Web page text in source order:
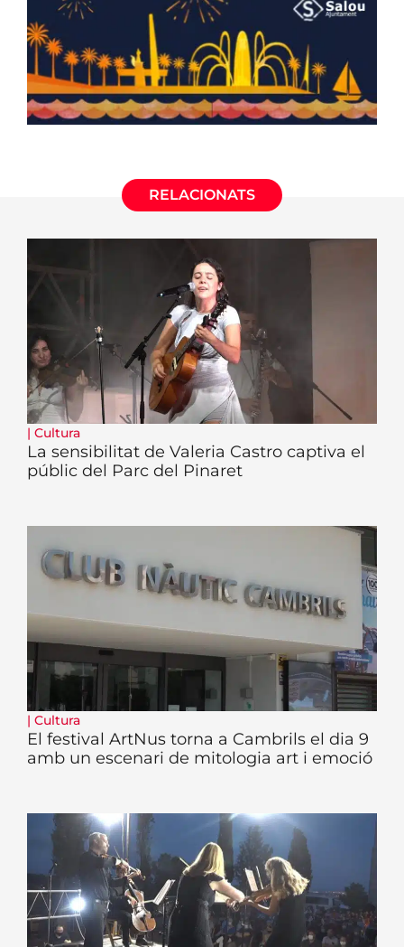
RELACIONATS
| Cultura
La sensibilitat de Valeria Castro captiva el
públic del Parc del Pinaret
| Cultura
El festival ArtNus torna a Cambrils el dia 9
amb un escenari de mitologia art i emoció